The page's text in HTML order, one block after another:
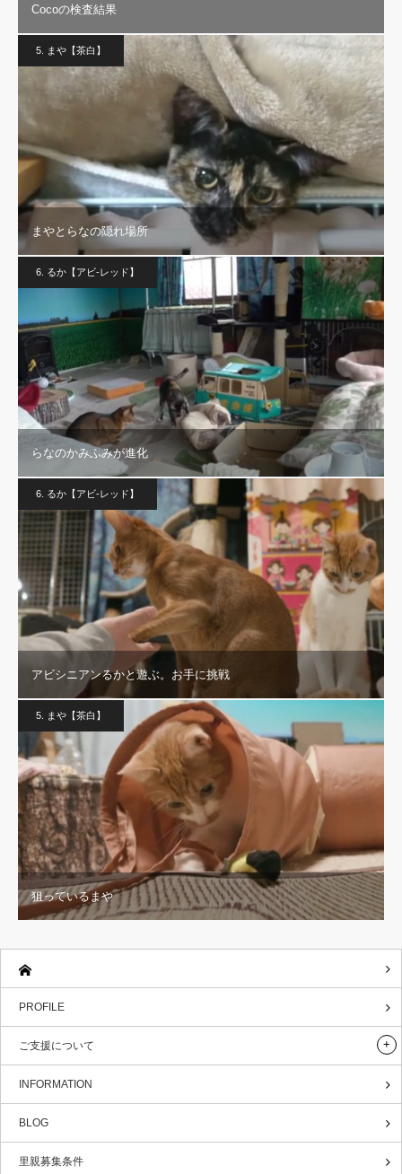
Cocoの検査結果
5. まや【茶白】
まやとらなの隠れ場所
6. るか【アビ-レッド】
らなのかみふみが進化
6. るか【アビ-レッド】
アビシニアンるかと遊ぶ。お手に挑戦
5. まや【茶白】
狙っているまや
PROFILE
ご支援について
INFORMATION
BLOG
里親募集条件